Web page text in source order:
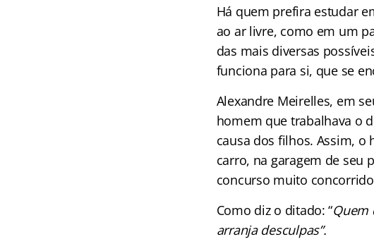
Há quem prefira estudar
ao ar livre, como em um
das mais diversas
funciona para si, que se
Alexandre Meirelles, em
homem que trabalhava o
causa dos filhos. Assim,
carro, na garagem de seu
concurso muito
Como diz o ditado: “Quem
arranja desculpas”.